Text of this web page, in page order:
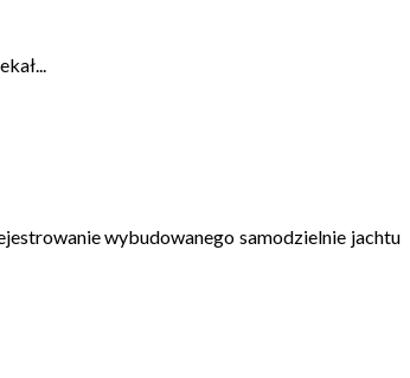
wybudowanego samodzielnie jachtu